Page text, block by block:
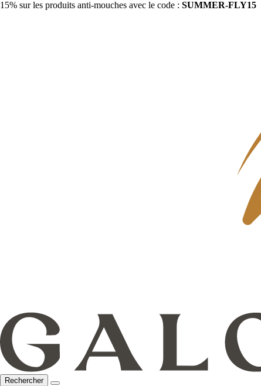
15% sur les produits anti-mouches avec le code : SUMMER-FLY15
Rechercher